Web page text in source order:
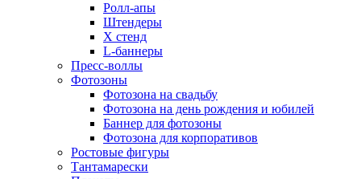
Ролл-апы
Штендеры
Х стенд
L-баннеры
Пресс-воллы
Фотозоны
Фотозона на свадьбу
Фотозона на день рождения и юбилей
Баннер для фотозоны
Фотозона для корпоративов
Ростовые фигуры
Тантамарески